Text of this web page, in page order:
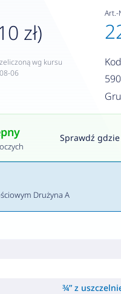
zł)
wg kursu
06
Art.-
Sprawdź
Drużyna A
¾” z